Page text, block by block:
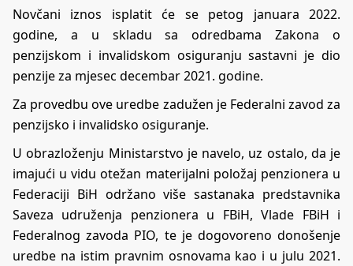
Novčani iznos isplatit će se petog januara 2022.
godine, a u skladu sa odredbama Zakona o
penzijskom i invalidskom osiguranju sastavni je dio
penzije za mjesec decembar 2021. godine.
Za provedbu ove uredbe zadužen je Federalni zavod za
penzijsko i invalidsko osiguranje.
U obrazloženju Ministarstvo je navelo, uz ostalo, da je
imajući u vidu otežan materijalni položaj penzionera u
Federaciji BiH održano više sastanaka predstavnika
Saveza udruženja penzionera u FBiH, Vlade FBiH i
Federalnog zavoda PIO, te je dogovoreno donošenje
uredbe na istim pravnim osnovama kao i u julu 2021.